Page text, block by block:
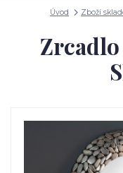
Úvod Zboží
Zrcadlo